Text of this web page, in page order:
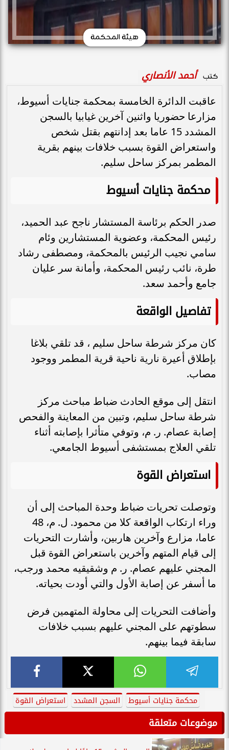
هيئة المحكمة
كتب أحمد الأنصاري
عاقبت الدائرة الخامسة بمحكمة جنايات أسيوط،
مزارعا حضوريا واثنين آخرين غيابيا بالسجن
المشدد 15 عاما بعد إدانتهم بقتل شخص
واستعراض القوة بسبب خلافات بينهم بقرية
المطمر بمركز ساحل سليم.
محكمة جنايات أسيوط
صدر الحكم برئاسة المستشار ناجح عبد الحميد،
رئيس المحكمة، وعضوية المستشارين وئام
سامي نجيب الرئيس بالمحكمة، ومصطفى رشاد
طرة، نائب رئيس المحكمة، وأمانة سر عليان
جامع وأحمد سعد.
تفاصيل الواقعة
كان مركز شرطة ساحل سليم ، قد تلقي بلاغا
بإطلاق أعيرة نارية ناحية قرية المطمر ووجود
مصاب.
انتقل إلى موقع الحادث ضباط مباحث مركز
شرطة ساحل سليم، وتبين من المعاينة والفحص
إصابة عصام. ر. م، وتوفي متأثرا بإصابته أثناء
تلقي العلاج بمستشفى أسيوط الجامعي.
استعراض القوة
وتوصلت تحريات ضباط وحدة المباحث إلى أن
وراء ارتكاب الواقعة كلا من محمود. ل. م، 48
عاما، مزارع وآخرين هاربين، وأشارت التحريات
إلى قيام المتهم وآخرين باستعراض القوة قبل
المجني عليهم عصام. ر. م وشقيقيه محمد ورجب،
ما أسفر عن إصابة الأول والتي أودت بحياته.
وأضافت التحريات إلى محاولة المتهمين فرض
سطوتهم على المجني عليهم بسبب خلافات
سابقة فيما بينهم.
محكمة جنايات أسيوط السجن المشدد استعراض القوة
موضوعات متعلقة